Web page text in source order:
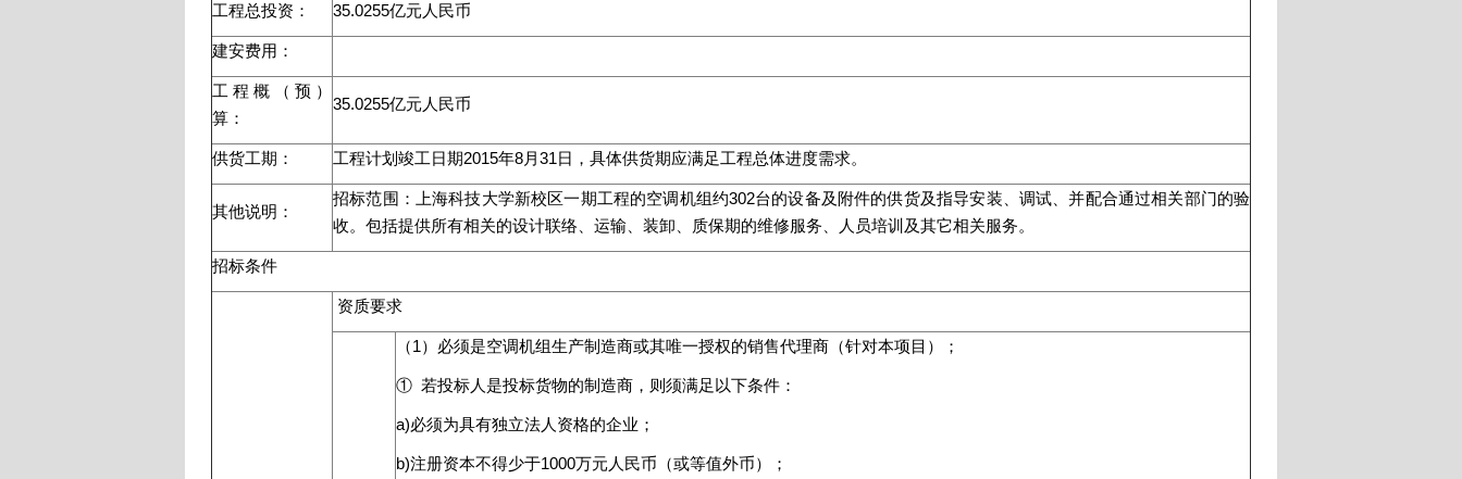
工程总投资： 35.0255亿元人民币
建安费用：
工程概（预）
算：
35.0255亿元人民币
供货工期： 工程计划竣工日期2015年8月31日，具体供货期应满足工程总体进度需求。
其他说明：
招标范围：上海科技大学新校区一期工程的空调机组约302台的设备及附件的供货及指导安装、调试、并配合通过相关部门的验
收。包括提供所有相关的设计联络、运输、装卸、质保期的维修服务、人员培训及其它相关服务。
招标条件
资质要求
（1）必须是空调机组生产制造商或其唯一授权的销售代理商（针对本项目）；
① 若投标人是投标货物的制造商，则须满足以下条件：
a)必须为具有独立法人资格的企业；
b)注册资本不得少于1000万元人民币（或等值外币）；